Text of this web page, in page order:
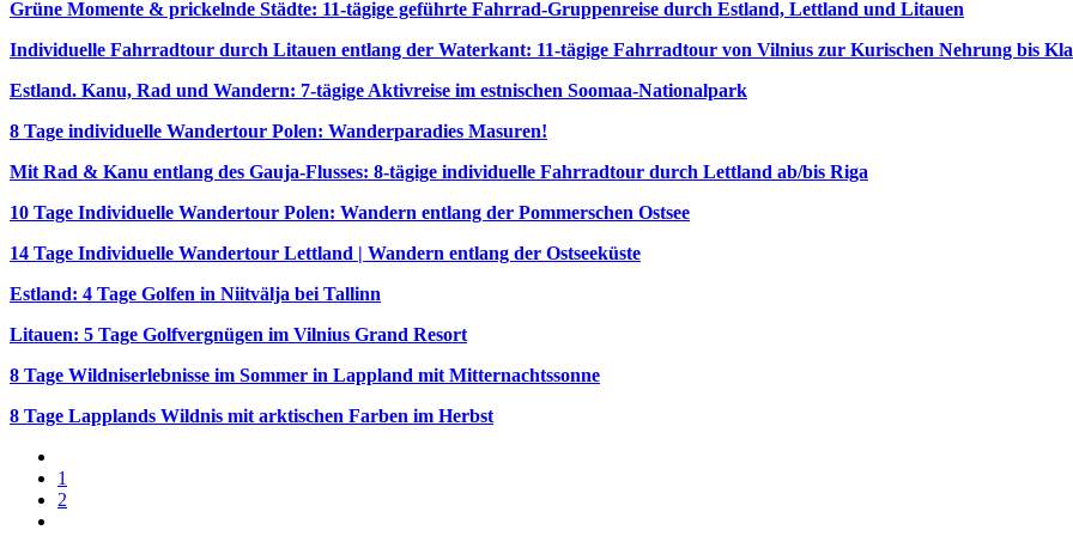
Grüne Momente & prickelnde Städte: 11-tägige geführte Fahrrad-Gruppenreise durch Estland, Lettland und Litauen
Individuelle Fahrradtour durch Litauen entlang der Waterkant: 11-tägige Fahrradtour von Vilnius zur Kurischen Nehrung bis
Estland. Kanu, Rad und Wandern: 7-tägige Aktivreise im estnischen Soomaa-Nationalpark
8 Tage individuelle Wandertour Polen: Wanderparadies Masuren!
Mit Rad & Kanu entlang des Gauja-Flusses: 8-tägige individuelle Fahrradtour durch Lettland ab/bis Riga
10 Tage Individuelle Wandertour Polen: Wandern entlang der Pommerschen Ostsee
14 Tage Individuelle Wandertour Lettland | Wandern entlang der Ostseeküste
Estland: 4 Tage Golfen in Niitvälja bei Tallinn
Litauen: 5 Tage Golfvergnügen im Vilnius Grand Resort
8 Tage Wildniserlebnisse im Sommer in Lappland mit Mitternachtssonne
8 Tage Lapplands Wildnis mit arktischen Farben im Herbst
1
2